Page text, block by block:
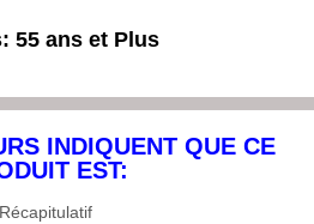
55 ans et Plus
INDIQUENT QUE CE
EST:
Récapitulatif